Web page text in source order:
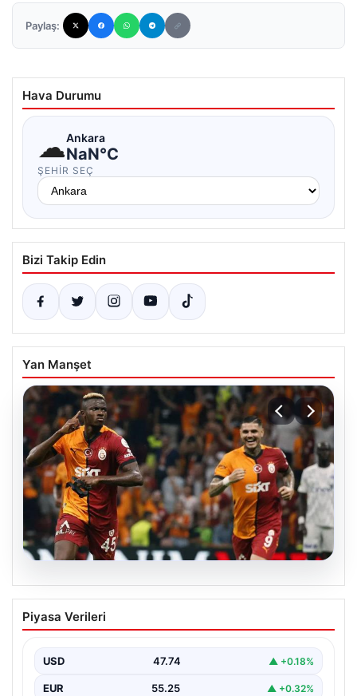
Paylaş:
Hava Durumu
☁Ankara
NaN°C
ŞEHIR SEÇ
Bizi Takip Edin
Yan Manşet
06.08.2026
Osimhen’den Icardi tepkisi! Yönetimin o
teklifini reddetti
Piyasa Verileri
USD 47.74 ▲ +0.18%
EUR 55.25 ▲ +0.32%